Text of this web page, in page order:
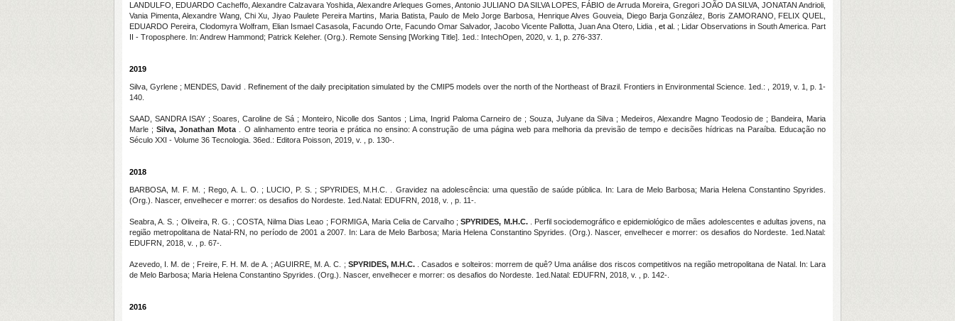
LANDULFO, EDUARDO Cacheffo, Alexandre Calzavara Yoshida, Alexandre Arleques Gomes, Antonio JULIANO DA SILVA LOPES, FÁBIO de Arruda Moreira, Gregori JOÃO DA SILVA, JONATAN Andrioli,
Vania Pimenta, Alexandre Wang, Chi Xu, Jiyao Paulete Pereira Martins, Maria Batista, Paulo de Melo Jorge Barbosa, Henrique Alves Gouveia, Diego Barja González, Boris ZAMORANO, FELIX QUEL,
EDUARDO Pereira, Clodomyra Wolfram, Elian Ismael Casasola, Facundo Orte, Facundo Omar Salvador, Jacobo Vicente Pallotta, Juan Ana Otero, Lidia , et al. ; Lidar Observations in South America. Part
II - Troposphere. In: Andrew Hammond; Patrick Keleher. (Org.). Remote Sensing [Working Title]. 1ed.: IntechOpen, 2020, v. 1, p. 276-337.
2019
Silva, Gyrlene ; MENDES, David . Refinement of the daily precipitation simulated by the CMIP5 models over the north of the Northeast of Brazil. Frontiers in Environmental Science. 1ed.: , 2019, v. 1, p. 1-
140.
SAAD, SANDRA ISAY ; Soares, Caroline de Sá ; Monteiro, Nicolle dos Santos ; Lima, Ingrid Paloma Carneiro de ; Souza, Julyane da Silva ; Medeiros, Alexandre Magno Teodosio de ; Bandeira, Maria
Marle ;Silva, Jonathan Mota . O alinhamento entre teoria e prática no ensino: A construção de uma página web para melhoria da previsão de tempo e decisões hídricas na Paraíba. Educação no
Século XXI - Volume 36 Tecnologia. 36ed.: Editora Poisson, 2019, v. , p. 130-.
2018
BARBOSA, M. F. M. ; Rego, A. L. O. ; LUCIO, P. S. ; SPYRIDES, M.H.C. . Gravidez na adolescência: uma questão de saúde pública. In: Lara de Melo Barbosa; Maria Helena Constantino Spyrides.
(Org.). Nascer, envelhecer e morrer: os desafios do Nordeste. 1ed.Natal: EDUFRN, 2018, v. , p. 11-.
Seabra, A. S. ; Oliveira, R. G. ; COSTA, Nilma Dias Leao ; FORMIGA, Maria Celia de Carvalho ;SPYRIDES, M.H.C.. Perfil sociodemográfico e epidemiológico de mães adolescentes e adultas jovens, na
região metropolitana de Natal-RN, no período de 2001 a 2007. In: Lara de Melo Barbosa; Maria Helena Constantino Spyrides. (Org.). Nascer, envelhecer e morrer: os desafios do Nordeste. 1ed.Natal:
EDUFRN, 2018, v. , p. 67-.
Azevedo, I. M. de ; Freire, F. H. M. de A. ; AGUIRRE, M. A. C. ; SPYRIDES, M.H.C.. Casados e solteiros: morrem de quê? Uma análise dos riscos competitivos na região metropolitana de Natal. In: Lara
de Melo Barbosa; Maria Helena Constantino Spyrides. (Org.). Nascer, envelhecer e morrer: os desafios do Nordeste. 1ed.Natal: EDUFRN, 2018, v. , p. 142-.
2016